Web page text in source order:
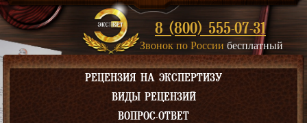
8 (800) 555-07-31
Звонок по России бесплатный
РЕЦЕНЗИЯ НА ЭКСПЕРТИЗУ
ВИДЫ РЕЦЕНЗИЙ
ВОПРОС-ОТВЕТ